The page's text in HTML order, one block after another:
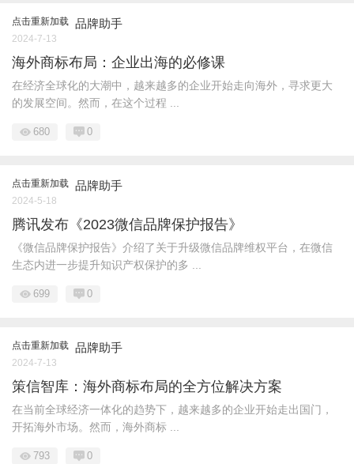
点击重新加载 品牌助手
2024-7-13
海外商标布局：企业出海的必修课
在经济全球化的大潮中，越来越多的企业开始走向海外，寻求更大
的发展空间。然而，在这个过程 ...
680 0
点击重新加载 品牌助手
2024-5-18
腾讯发布《2023微信品牌保护报告》
《微信品牌保护报告》介绍了关于升级微信品牌维权平台，在微信
生态内进一步提升知识产权保护的多 ...
699 0
点击重新加载 品牌助手
2024-7-13
策信智库：海外商标布局的全方位解决方案
在当前全球经济一体化的趋势下，越来越多的企业开始走出国门，
开拓海外市场。然而，海外商标 ...
793 0